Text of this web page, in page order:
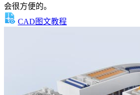
会很方便的。
CAD图文教程